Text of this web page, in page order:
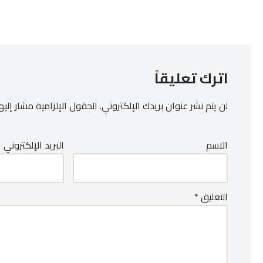
اترك تعليقاً
لن يتم نشر عنوان بريدك الإلكتروني.الحقول الإلزامية مشار
الاسم البريد الإلكتروني
التعليق*